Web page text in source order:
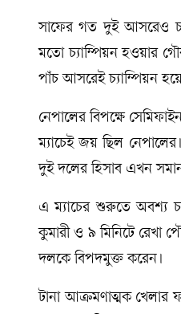
সাফের গত দুই আসরেও
মতো চ্যাম্পিয়ন হওয়ার
পাঁচ আসরেই চ্যাম্পিয়ন
নেপালের বিপক্ষে
ম্যাচেই জয় ছিল
দুই দলের হিসাব এখন
এ ম্যাচের শুরুতে অবশ্য
কুমারী ও ৯ মিনিটে রেখা
দলকে বিপদমুক্ত করেন।
টানা আক্রমণাত্মক খেলার